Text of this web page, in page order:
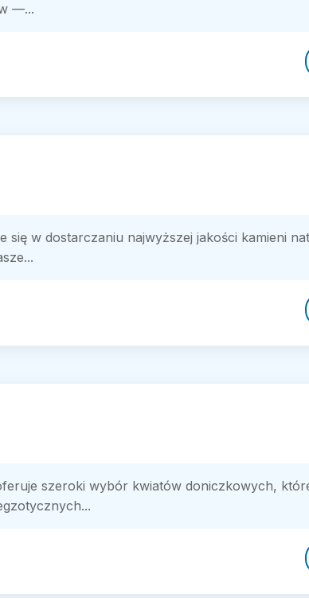
—...
w dostarczaniu najwyższej jakości kamieni
szeroki wybór kwiatów doniczkowych,